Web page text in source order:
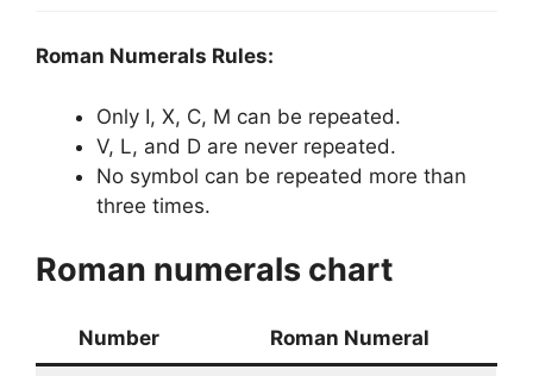
Roman Numerals Rules:
Only I, X, C, M can be repeated.
V, L, and D are never repeated.
No symbol can be repeated more than
three times.
Roman numerals chart
Number Roman Numeral